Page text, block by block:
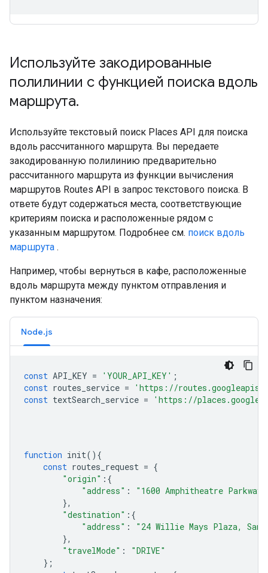
Используйте закодированные
полилинии с функцией поиска вдоль
маршрута.
Используйте текстовый поиск Places API для поиска
вдоль рассчитанного маршрута. Вы передаете
закодированную полилинию предварительно
рассчитанного маршрута из функции вычисления
маршрутов Routes API в запрос текстового поиска. В
ответе будут содержаться места, соответствующие
критериям поиска и расположенные рядом с
указанным маршрутом. Подробнее см. поиск вдоль
маршрута .
Например, чтобы вернуться в кафе, расположенные
вдоль маршрута между пунктом отправления и
пунктом назначения:
Node.js
const API_KEY = 'YOUR_API_KEY' ;
const routes_service =
'https://
const textSearch_service = 'https://
function init(){
const routes_request = {
"origin" : {
"address" :
"1600 Amphitheatre
},
"destination" : {
"address" :
"24 Willie Mays Plaza, San
},
"travelMode" :
"DRIVE"
};